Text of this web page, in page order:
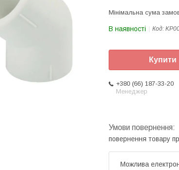
Мінімальна сума
В наявності Код:
Купити
+380 (66) 187-33-20
Менеджер
повернення товару